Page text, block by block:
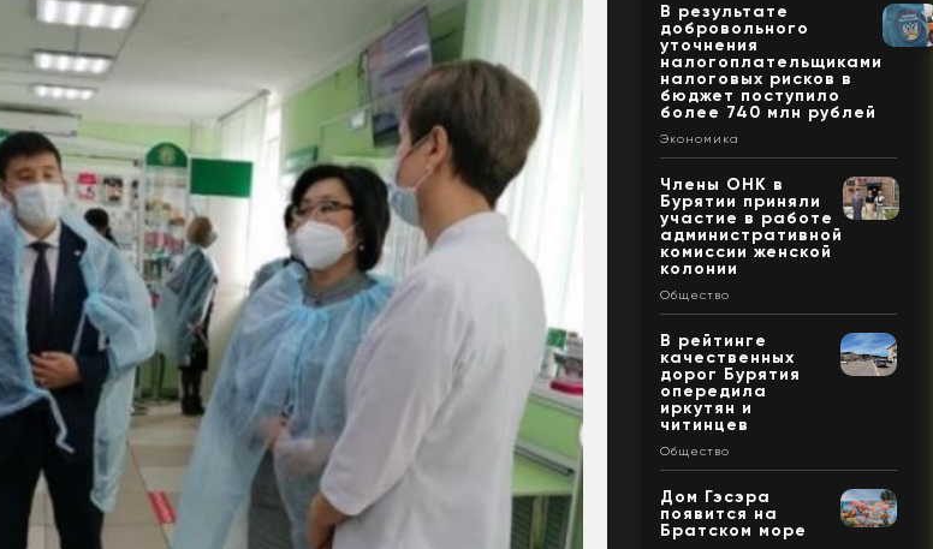
В результате
добровольного
уточнения
налогоплательщиками
налоговых рисков в
бюджет поступило
более 740 млн рублей
Экономика
Члены ОНК в
Бурятии приняли
участие в работе
административной
комиссии женской
колонии
Общество
В рейтинге
качественных
дорог Бурятия
опередила
иркутян и
читинцев
Общество
Дом Гэсэра
появится на
Братском море